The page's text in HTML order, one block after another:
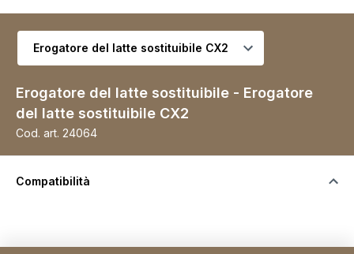
Seleziona variante
Erogatore del latte sostituibile - Erogatore
del latte sostituibile CX2
Cod. art. 24064
Compatibilità